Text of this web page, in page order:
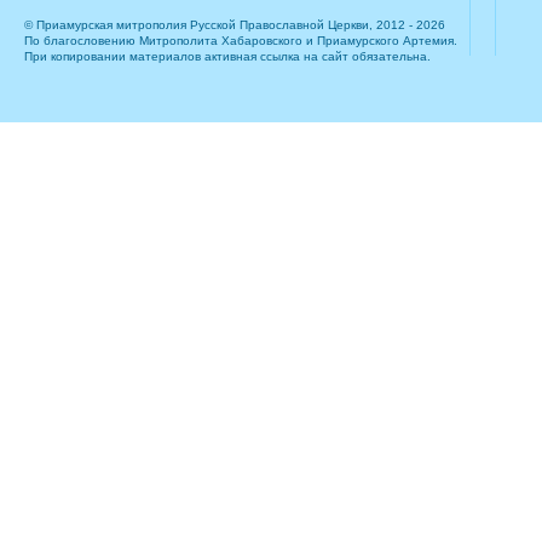
© Приамурская митрополия Русской Православной Церкви, 2012 - 2026
По благословению Митрополита Хабаровского и Приамурского Артемия.
При копировании материалов активная ссылка на сайт обязательна.